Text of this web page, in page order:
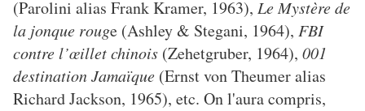
(Parolini alias Frank Kramer, 1963), Le Mystère de
la jonque rouge (Ashley & Stegani, 1964), FBI
contre l’œillet chinois (Zehetgruber, 1964), 001
destination Jamaïque (Ernst von Theumer alias
Richard Jackson, 1965), etc. On l'aura compris,